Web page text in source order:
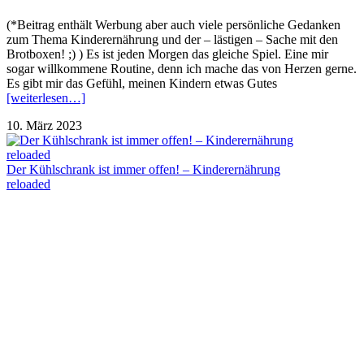
(*Beitrag enthält Werbung aber auch viele persönliche Gedanken
zum Thema Kinderernährung und der – lästigen – Sache mit den
Brotboxen! ;) ) Es ist jeden Morgen das gleiche Spiel. Eine mir
sogar willkommene Routine, denn ich mache das von Herzen gerne.
Es gibt mir das Gefühl, meinen Kindern etwas Gutes
[weiterlesen…]
10. März 2023
Der Kühlschrank ist immer offen! – Kinderernährung
reloaded